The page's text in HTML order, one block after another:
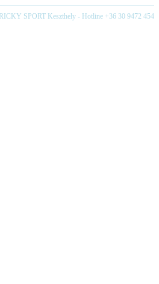
RICKY SPORT Keszthely - Hotline +36 30 9472 454